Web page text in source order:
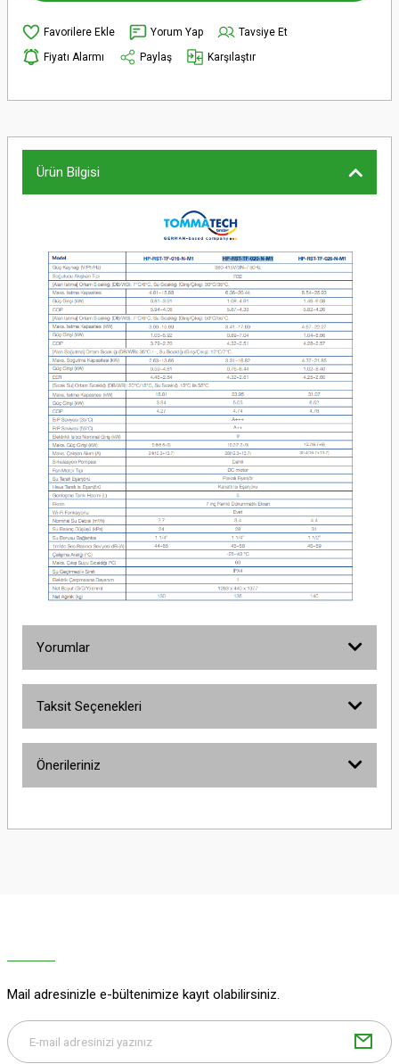
Yorum Yap
Tavsiye Et
Fiyatı Alarmı
Paylaş Karşılaştır
Ürün Bilgisi
Yorumlar
Taksit Seçenekleri
Önerileriniz
Bu ürüne benzer farklı alternatifler olmalı.
Mail adresinizle e-bültenimize kayıt olabilirsiniz.